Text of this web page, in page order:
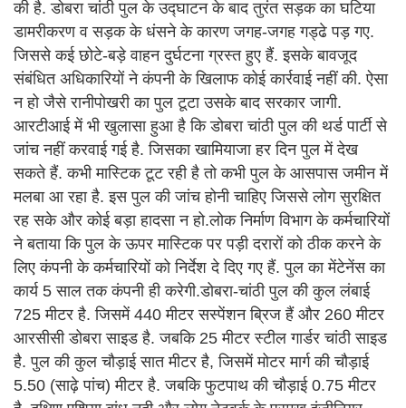
की है. डोबरा चांठी पुल के उद्घाटन के बाद तुरंत सड़क का घटिया
डामरीकरण व सड़क के धंसने के कारण जगह-जगह गड्ढे पड़ गए.
जिससे कई छोटे-बड़े वाहन दुर्घटना ग्रस्त हुए हैं. इसके बावजूद
संबंधित अधिकारियों ने कंपनी के खिलाफ कोई कार्रवाई नहीं की. ऐसा
न हो जैसे रानीपोखरी का पुल टूटा उसके बाद सरकार जागी.
आरटीआई में भी खुलासा हुआ है कि डोबरा चांठी पुल की थर्ड पार्टी से
जांच नहीं करवाई गई है. जिसका खामियाजा हर दिन पुल में देख
सकते हैं. कभी मास्टिक टूट रही है तो कभी पुल के आसपास जमीन में
मलबा आ रहा है. इस पुल की जांच होनी चाहिए जिससे लोग सुरक्षित
रह सके और कोई बड़ा हादसा न हो.लोक निर्माण विभाग के कर्मचारियों
ने बताया कि पुल के ऊपर मास्टिक पर पड़ी दरारों को ठीक करने के
लिए कंपनी के कर्मचारियों को निर्देश दे दिए गए हैं. पुल का मेंटेनेंस का
कार्य 5 साल तक कंपनी ही करेगी.डोबरा-चांठी पुल की कुल लंबाई
725 मीटर है. जिसमें 440 मीटर सस्पेंशन ब्रिज हैं और 260 मीटर
आरसीसी डोबरा साइड है. जबकि 25 मीटर स्टील गार्डर चांठी साइड
है. पुल की कुल चौड़ाई सात मीटर है, जिसमें मोटर मार्ग की चौड़ाई
5.50 (साढ़े पांच) मीटर है. जबकि फुटपाथ की चौड़ाई 0.75 मीटर